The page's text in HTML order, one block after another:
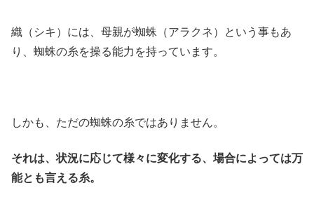
織（シキ）には、母親が蜘蛛（アラクネ）という事もあ
り、蜘蛛の糸を操る能力を持っています。
しかも、ただの蜘蛛の糸ではありません。
それは、状況に応じて様々に変化する、場合によっては万
能とも言える糸。